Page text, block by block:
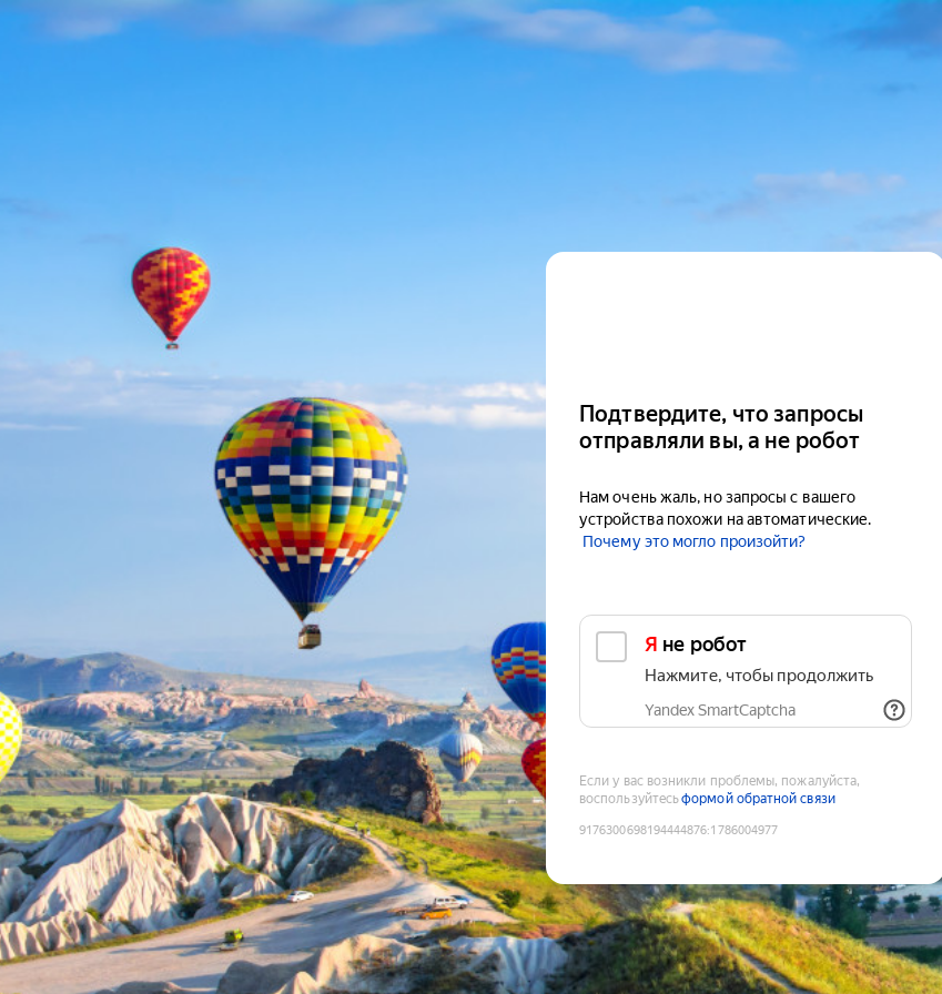
Подтвердите, что запросы
отправляли вы, а не робот
Нам очень жаль, но запросы с вашего
устройства похожи на автоматические.
Почему это могло произойти?
Я не робот
Нажмите, чтобы продолжить
Yandex SmartCaptcha
Если у вас возникли проблемы, пожалуйста,
воспользуйтесьформой обратной связи
9176300698194444876:1786004977